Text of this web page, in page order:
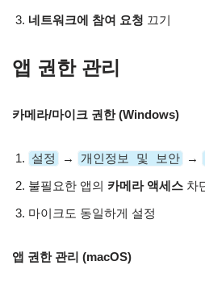
네트워크에 참여 요청 끄기
앱 권한 관리
카메라/마이크 권한 (Windows)
설정 → 개인정보 및 보안 →
불필요한 앱의 카메라 액세스 차
마이크도 동일하게 설정
앱 권한 관리 (macOS)